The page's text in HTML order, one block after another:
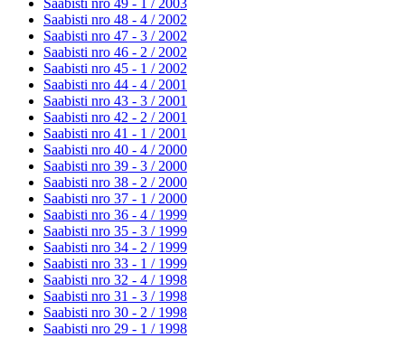
Saabisti nro 49 - 1 / 2003
Saabisti nro 48 - 4 / 2002
Saabisti nro 47 - 3 / 2002
Saabisti nro 46 - 2 / 2002
Saabisti nro 45 - 1 / 2002
Saabisti nro 44 - 4 / 2001
Saabisti nro 43 - 3 / 2001
Saabisti nro 42 - 2 / 2001
Saabisti nro 41 - 1 / 2001
Saabisti nro 40 - 4 / 2000
Saabisti nro 39 - 3 / 2000
Saabisti nro 38 - 2 / 2000
Saabisti nro 37 - 1 / 2000
Saabisti nro 36 - 4 / 1999
Saabisti nro 35 - 3 / 1999
Saabisti nro 34 - 2 / 1999
Saabisti nro 33 - 1 / 1999
Saabisti nro 32 - 4 / 1998
Saabisti nro 31 - 3 / 1998
Saabisti nro 30 - 2 / 1998
Saabisti nro 29 - 1 / 1998